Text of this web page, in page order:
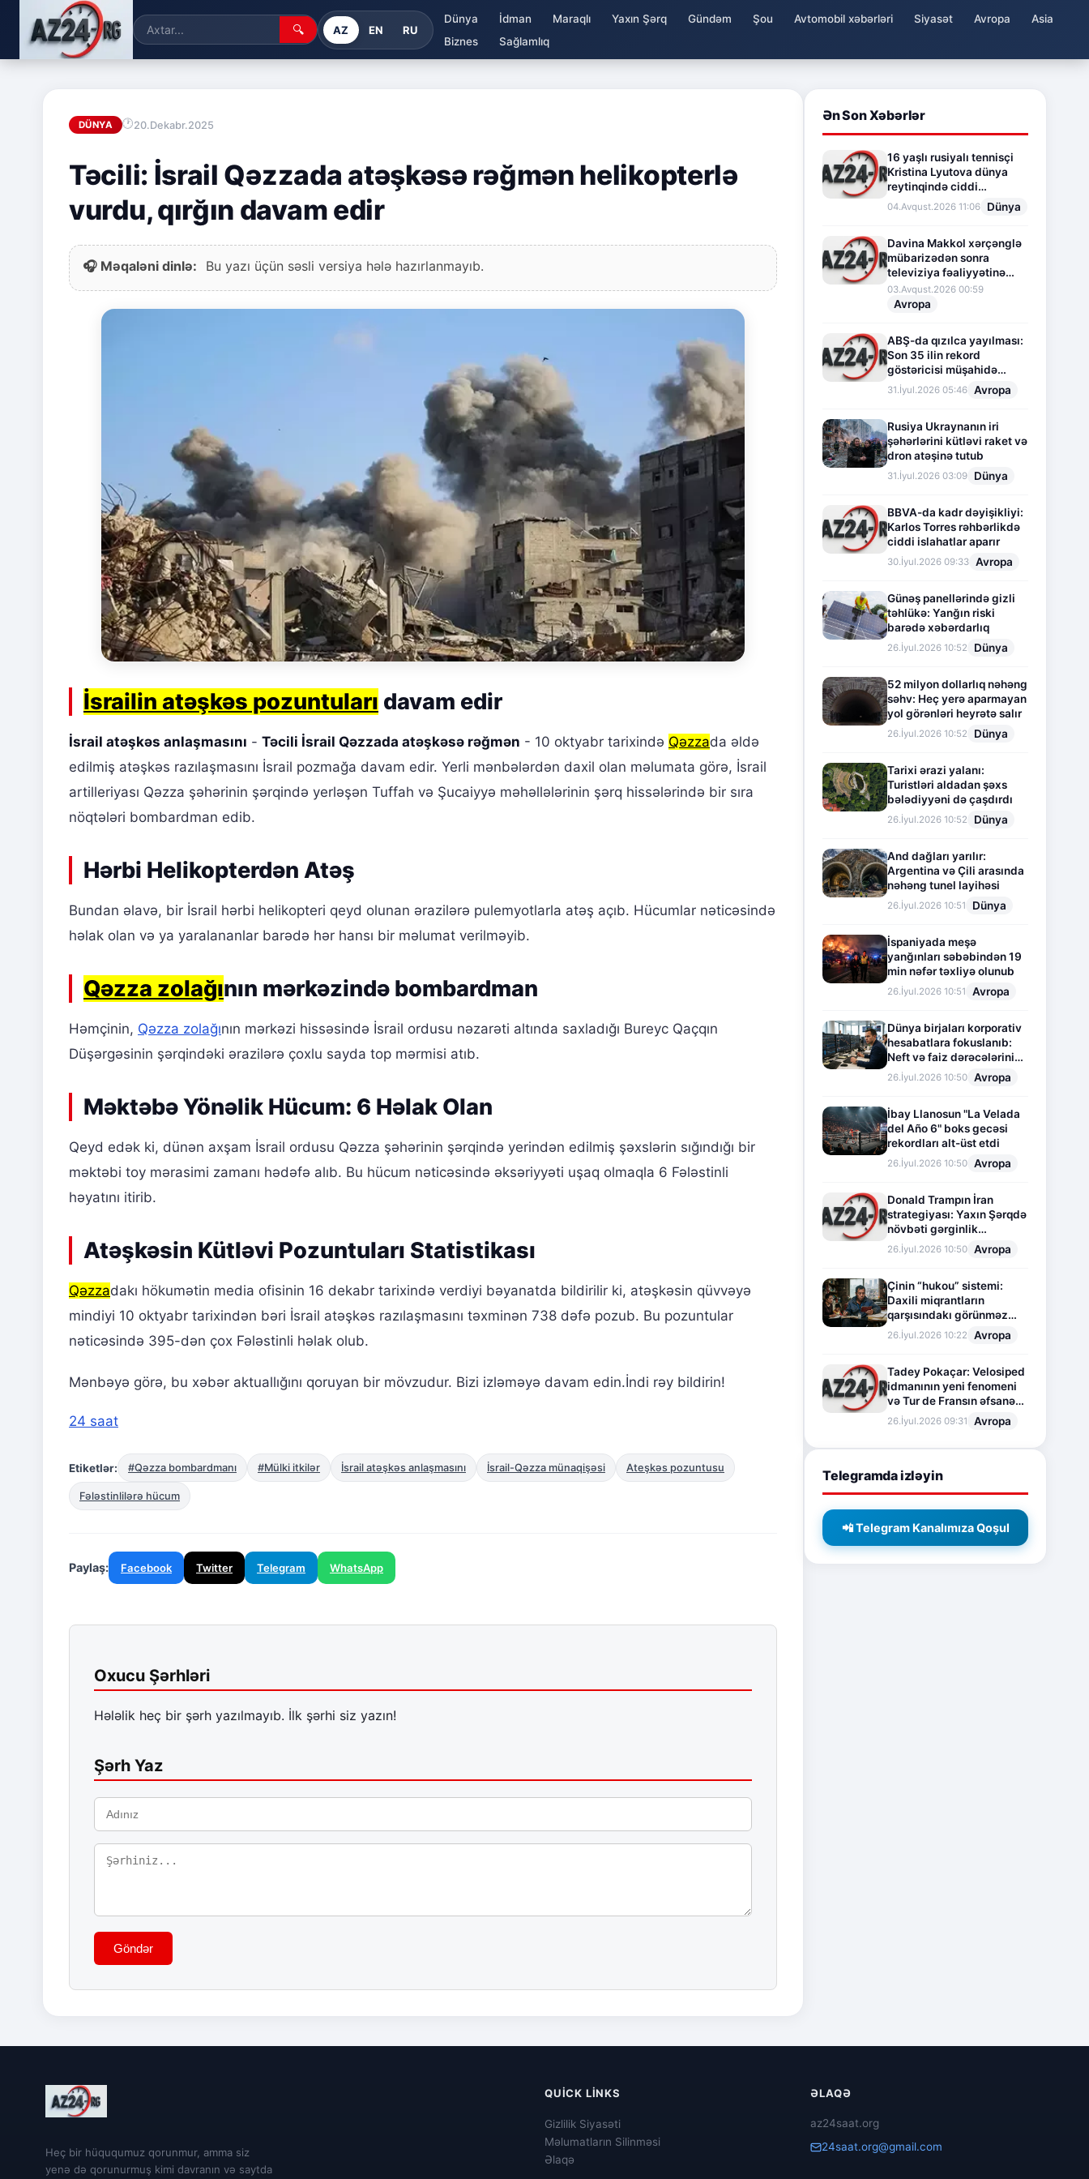
🔍 AZ EN RU
Dünya İdman Maraqlı Yaxın Şərq Gündəm Şou Avtomobil xəbərləri Siyasət Avropa
Asia
Biznes
Sağlamlıq
DÜNYA 20.Dekabr.2025
Təcili: İsrail Qəzzada atəşkəsə rəğmən helikopterlə
vurdu, qırğın davam edir
🎧 Məqaləni dinlə: Bu yazı üçün səsli versiya hələ hazırlanmayıb.
İsrailin atəşkəs pozuntuları davam edir
İsrail atəşkəs anlaşmasını - Təcili İsrail Qəzzada atəşkəsə rəğmən - 10 oktyabr tarixində Qəzzada əldə
edilmiş atəşkəs razılaşmasını İsrail pozmağa davam edir. Yerli mənbələrdən daxil olan məlumata görə, İsrail
artilleriyası Qəzza şəhərinin şərqində yerləşən Tuffah və Şucaiyyə məhəllələrinin şərq hissələrində bir sıra
nöqtələri bombardman edib.
Hərbi Helikopterdən Atəş
Bundan əlavə, bir İsrail hərbi helikopteri qeyd olunan ərazilərə pulemyotlarla atəş açıb. Hücumlar nəticəsində
həlak olan və ya yaralananlar barədə hər hansı bir məlumat verilməyib.
Qəzza zolağının mərkəzində bombardman
Həmçinin, Qəzza zolağının mərkəzi hissəsində İsrail ordusu nəzarəti altında saxladığı Bureyc Qaçqın
Düşərgəsinin şərqindəki ərazilərə çoxlu sayda top mərmisi atıb.
Məktəbə Yönəlik Hücum: 6 Həlak Olan
Qeyd edək ki, dünən axşam İsrail ordusu Qəzza şəhərinin şərqində yerindən edilmiş şəxslərin sığındığı bir
məktəbi toy mərasimi zamanı hədəfə alıb. Bu hücum nəticəsində əksəriyyəti uşaq olmaqla 6 Fələstinli
həyatını itirib.
Atəşkəsin Kütləvi Pozuntuları Statistikası
Qəzzadakı hökumətin media ofisinin 16 dekabr tarixində verdiyi bəyanatda bildirilir ki, atəşkəsin qüvvəyə
mindiyi 10 oktyabr tarixindən bəri İsrail atəşkəs razılaşmasını təxminən 738 dəfə pozub. Bu pozuntular
nəticəsində 395-dən çox Fələstinli həlak olub.
Mənbəyə görə, bu xəbər aktuallığını qoruyan bir mövzudur. Bizi izləməyə davam edin.İndi rəy bildirin!
24 saat
Etiketlər: #Qəzza bombardmanı #Mülki itkilər İsrail atəşkəs anlaşmasını İsrail-Qəzza münaqişəsi Ateşkəs pozuntusu
Fələstinlilərə hücum
Paylaş: Facebook Twitter Telegram WhatsApp
Oxucu Şərhləri
Hələlik heç bir şərh yazılmayıb. İlk şərhi siz yazın!
Şərh Yaz
Göndər
Ən Son Xəbərlər
16 yaşlı rusiyalı tennisçi
Kristina Lyutova dünya
reytinqində ciddi
irəliləyişə imza atdı
04.Avqust.2026 11:06 Dünya
Davina Makkol xərçənglə
mübarizədən sonra
televiziya fəaliyyətinə
fasilə verir
03.Avqust.2026 00:59
Avropa
ABŞ-da qızılca yayılması:
Son 35 ilin rekord
göstəricisi müşahidə
olunur
31.İyul.2026 05:46 Avropa
Rusiya Ukraynanın iri
şəhərlərini kütləvi raket və
dron atəşinə tutub
31.İyul.2026 03:09 Dünya
BBVA-da kadr dəyişikliyi:
Karlos Torres rəhbərlikdə
ciddi islahatlar aparır
30.İyul.2026 09:33 Avropa
Günəş panellərində gizli
təhlükə: Yanğın riski
barədə xəbərdarlıq
26.İyul.2026 10:52 Dünya
52 milyon dollarlıq nəhəng
səhv: Heç yerə aparmayan
yol görənləri heyrətə salır
26.İyul.2026 10:52 Dünya
Tarixi ərazi yalanı:
Turistləri aldadan şəxs
bələdiyyəni də çaşdırdı
26.İyul.2026 10:52 Dünya
And dağları yarılır:
Argentina və Çili arasında
nəhəng tunel layihəsi
26.İyul.2026 10:51 Dünya
İspaniyada meşə
yanğınları səbəbindən 19
min nəfər təxliyə olunub
26.İyul.2026 10:51 Avropa
Dünya birjaları korporativ
hesabatlara fokuslanıb:
Neft və faiz dərəcələrinin
təsiri altında cari vəziyyət
26.İyul.2026 10:50 Avropa
İbay Llanosun "La Velada
del Año 6" boks gecəsi
rekordları alt-üst etdi
26.İyul.2026 10:50 Avropa
Donald Trampın İran
strategiyası: Yaxın Şərqdə
növbəti gərginlik
mərhələsi
26.İyul.2026 10:50 Avropa
Çinin “hukou” sistemi:
Daxili miqrantların
qarşısındakı görünməz
sədd
26.İyul.2026 10:22 Avropa
Tadey Pokaçar: Velosiped
idmanının yeni fenomeni
və Tur de Fransın əfsanəvi
səhifəsi
26.İyul.2026 09:31 Avropa
Telegramda izləyin
📲 Telegram Kanalımıza Qoşul
Heç bir hüququmuz qorunmur, amma siz
yenə də qorunurmuş kimi davranın və saytda
QUICK LINKS
Gizlilik Siyasəti
Məlumatların Silinməsi
Əlaqə
ƏLAQƏ
az24saat.org
24saat.org@gmail.com